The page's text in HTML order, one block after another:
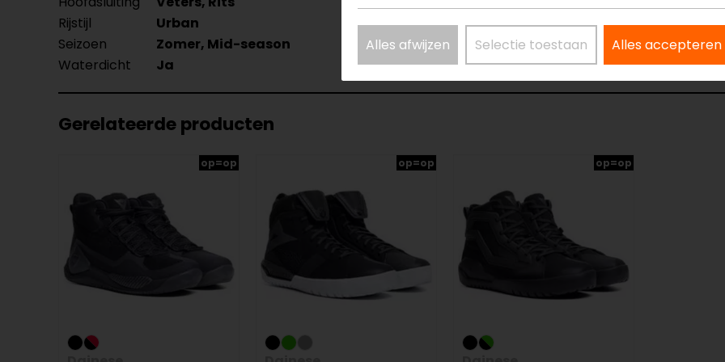
Rijstijl
Urban Schachthoogte
Seizoen
Zomer, Mid-season Ventilatie
Waterdicht
Ja
Gerelateerde producten
op=op op=op op=op
Alles afwijzen Selectie toestaan Alles accepteren